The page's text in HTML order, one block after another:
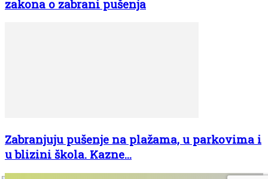
zakona o zabrani pušenja
Zabranjuju pušenje na plažama, u parkovima i
u blizini škola. Kazne...